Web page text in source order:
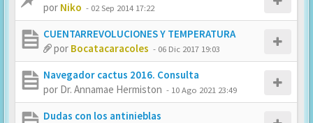
por Niko - 02 Sep 2014 17:22
CUENTARREVOLUCIONES Y TEMPERATURA
por Bocatacaracoles - 06 Dic 2017 19:03
Navegador cactus 2016. Consulta
por Dr. Annamae Hermiston - 10 Ago 2021 23:49
Dudas con los antinieblas